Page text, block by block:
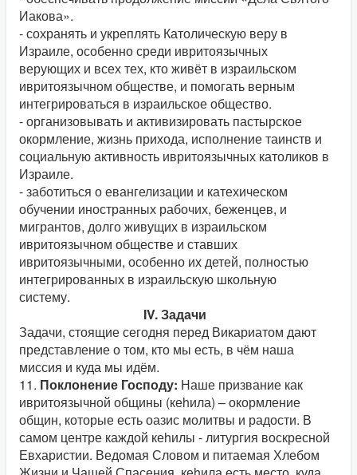
Иакова».
- сохранять и укреплять Католическую веру в
Израиле, особенно среди ивритоязычных
верующих и всех тех, кто живёт в израильском
ивритоязычном обществе, и помогать верным
интегрироваться в израильское общество.
- организовывать и активизировать пастырское
окормление, жизнь прихода, исполнение таинств и
социальную активность ивритоязычных католиков в
Израиле.
- заботиться о евангелизации и катехическом
обучении иностранных рабочих, беженцев, и
мигрантов, долго живущих в израильском
ивритоязычном обществе и ставших
ивритоязычными, особенно их детей, полностью
интегрированных в израильскую школьную
систему.
IV. Задачи
Задачи, стоящие сегодня перед Викариатом дают
представление о том, кто мы есть, в чём наша
миссия и куда мы идём.
11. Поклонение Господу: Наше призвание как
ивритоязычной общины (кеhила) – окормление
общин, которые есть оазис молитвы и радости. В
самом центре каждой кеhилы - литургия воскресной
Евхаристии. Ведомая Словом и питаемая Хлебом